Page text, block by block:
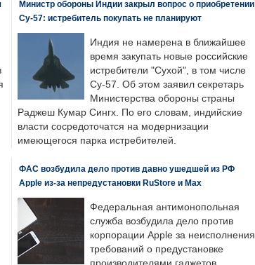
Министр обороны Индии закрыл вопрос о приобретении
Су-57: истребитель покупать не планируют
Индия не намерена в ближайшее
время закупать новые российские
истребители "Сухой", в том числе
Су-57. Об этом заявил секретарь
Министерства обороны страны
Раджеш Кумар Сингх. По его словам, индийские
власти сосредоточатся на модернизации
имеющегося парка истребителей.
ФАС возбудила дело против давно ушедшей из РФ
Apple из-за непредустановки RuStore и Max
Федеральная антимонопольная
служба возбудила дело против
корпорации Apple за неисполнения
требований о предустановке